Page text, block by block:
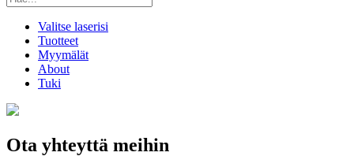
Valitse laserisi
Tuotteet
Myymälät
About
Tuki
Ota yhteyttä meihin